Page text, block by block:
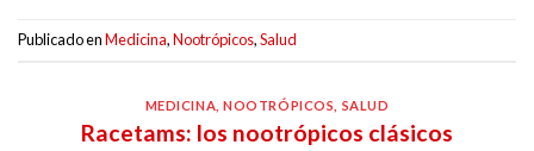
Publicado enMedicina,Nootrópicos,Salud
MEDICINA ,NOOTRÓPICOS SALUD
Racetams: los nootrópicos clásicos